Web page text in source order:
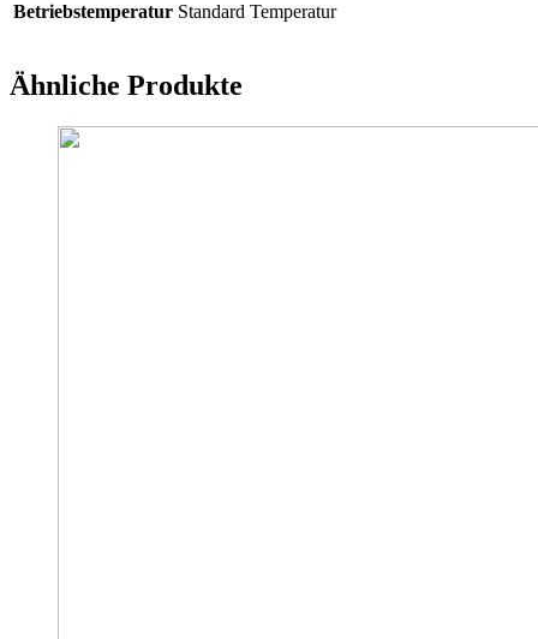
Betriebstemperatur Standard Temperatur
Ähnliche Produkte